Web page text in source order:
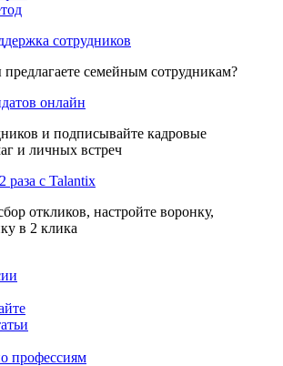
сотрудников
семейным сотрудникам?
онлайн
и подписывайте кадровые
и личных встреч
раза с Talantix
откликов, настройте воронку,
в 2 клика
профессиям